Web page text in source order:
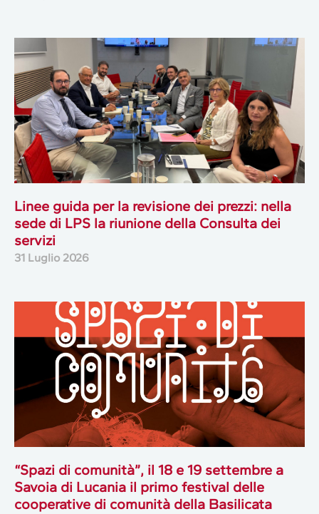
Linee guida per la revisione dei prezzi: nella
sede di LPS la riunione della Consulta dei
servizi
31 Luglio 2026
“Spazi di comunità”, il 18 e 19 settembre a
Savoia di Lucania il primo festival delle
cooperative di comunità della Basilicata